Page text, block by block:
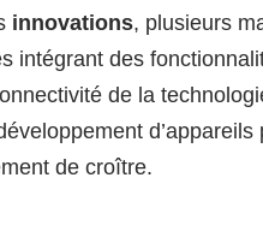
innovations, plusieurs
intégrant des
de la
de croître.